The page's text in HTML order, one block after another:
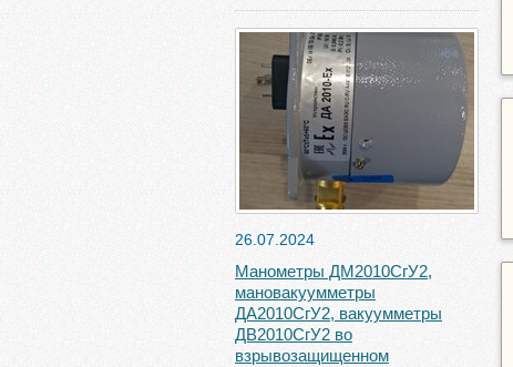
26.07.2024
Манометры ДМ2010СгУ2,
мановакуумметры
ДА2010СгУ2, вакуумметры
ДВ2010СгУ2 во
взрывозащищенном